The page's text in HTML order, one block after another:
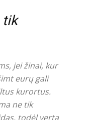
tik
jei žinai, kur
eurų gali
kurortus.
ne tik
todėl verta